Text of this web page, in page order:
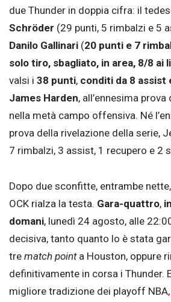
due Thunder in doppia cifra: il
Schröder (29 punti, 5 rimbalzi e 5
Danilo Gallinari (20 punti e 7
solo tiro, sbagliato, in area, 8/8 ai
valsi i 38 punti, conditi da 8 assist
James Harden, all’ennesima
nella metà campo offensiva. Né
prova della rivelazione della serie,
7 rimbalzi, 3 assist, 1 recupero e 2
Dopo due sconfitte, entrambe
OCK rialza la testa. Gara-quattro,
domani, lunedì 24 agosto, alle
decisiva, tanto quanto lo è stata
tre match pointa Houston, oppure
definitivamente in corsa i Thunder.
migliore tradizione dei playoff